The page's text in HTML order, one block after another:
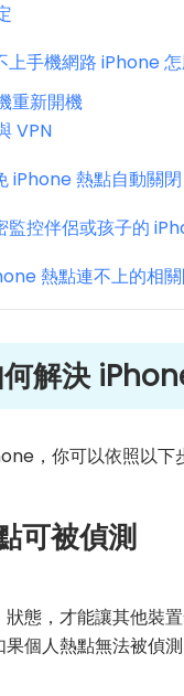
上手機網路 iPhone 怎
重新開機
VPN
iPhone 熱點自動關閉
監控伴侶或孩子的
熱點連不上的相
解決
，你可以依照以下
可被偵測
態，才能讓其他裝
個人熱點無法被偵